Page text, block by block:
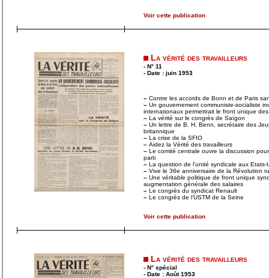
Voir cette publication
La vérité des travailleurs
- N° 11
- Date : juin 1953
– Contre les accords de Bonn et de Paris
– Un gouvernement communiste-socialiste
internationaux permettrait le front unique
– La vérité sur le congrès de Saïgon
– Un lettre de B. H. Benn, secrétaire des
britannique
– La crise de la SFIO
– Aidez la Vérité des travailleurs
– Le comité centrale ouvre la discussion
parti
– La question de l’unité syndicale aux Etats-
– Vive le 36e anniversaire de la Révolution
– Une véritable politique de front unique
augmentation générale des salaires
– Le congrès du syndicat Renault
– Le congrès de l’USTM de la Seine
Voir cette publication
La vérité des travailleurs
- N° spécial
- Date : Août 1953